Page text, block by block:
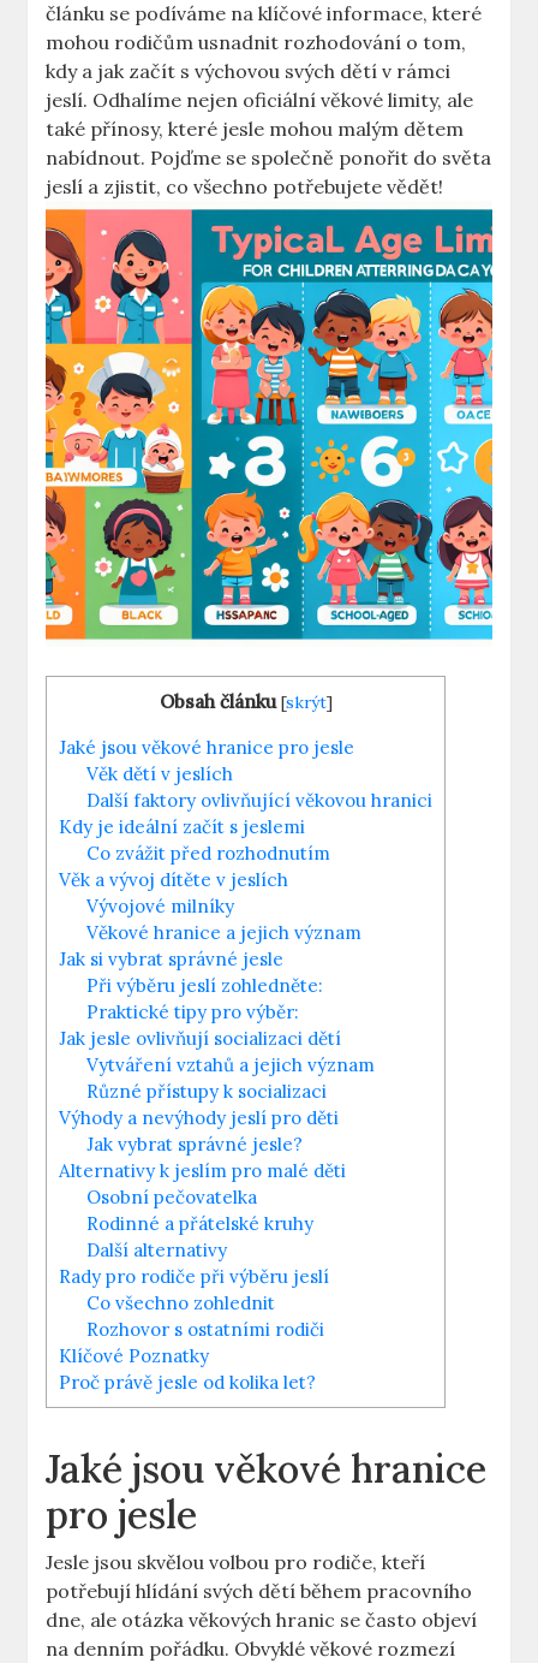
článku se podíváme na klíčové informace, které
mohou rodičům usnadnit rozhodování o tom,
kdy a jak začít s výchovou svých dětí v rámci
jeslí. Odhalíme nejen oficiální věkové limity, ale
také přínosy, které jesle mohou malým dětem
nabídnout. Pojďme se společně ponořit do světa
jeslí a zjistit, co všechno potřebujete vědět!
Obsah článku [skrýt]
Jaké jsou věkové hranice pro jesle
Věk dětí v jeslích
Další faktory ovlivňující věkovou hranici
Kdy je ideální začít s jeslemi
Co zvážit před rozhodnutím
Věk a vývoj dítěte v jeslích
Vývojové milníky
Věkové hranice a jejich význam
Jak si vybrat správné jesle
Při výběru jeslí zohledněte:
Praktické tipy pro výběr:
Jak jesle ovlivňují socializaci dětí
Vytváření vztahů a jejich význam
Různé přístupy k socializaci
Výhody a nevýhody jeslí pro děti
Jak vybrat správné jesle?
Alternativy k jeslím pro malé děti
Osobní pečovatelka
Rodinné a přátelské kruhy
Další alternativy
Rady pro rodiče při výběru jeslí
Co všechno zohlednit
Rozhovor s ostatními rodiči
Klíčové Poznatky
Proč právě jesle od kolika let?
Jaké jsou věkové hranice
pro jesle
Jesle jsou skvělou volbou pro rodiče, kteří
potřebují hlídání svých dětí během pracovního
dne, ale otázka věkových hranic se často objeví
na denním pořádku. Obvyklé věkové rozmezí